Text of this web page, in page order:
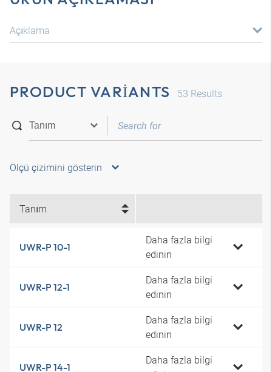
Açıklama
PRODUCT VARIANTS 53 Results
Ölçü çizimini gösterin
Tanım
UWR-P 10-1
Daha fazla bilgi
edinin
UWR-P 12-1
Daha fazla bilgi
edinin
UWR-P 12
Daha fazla bilgi
edinin
UWR-P 14-1
Daha fazla bilgi